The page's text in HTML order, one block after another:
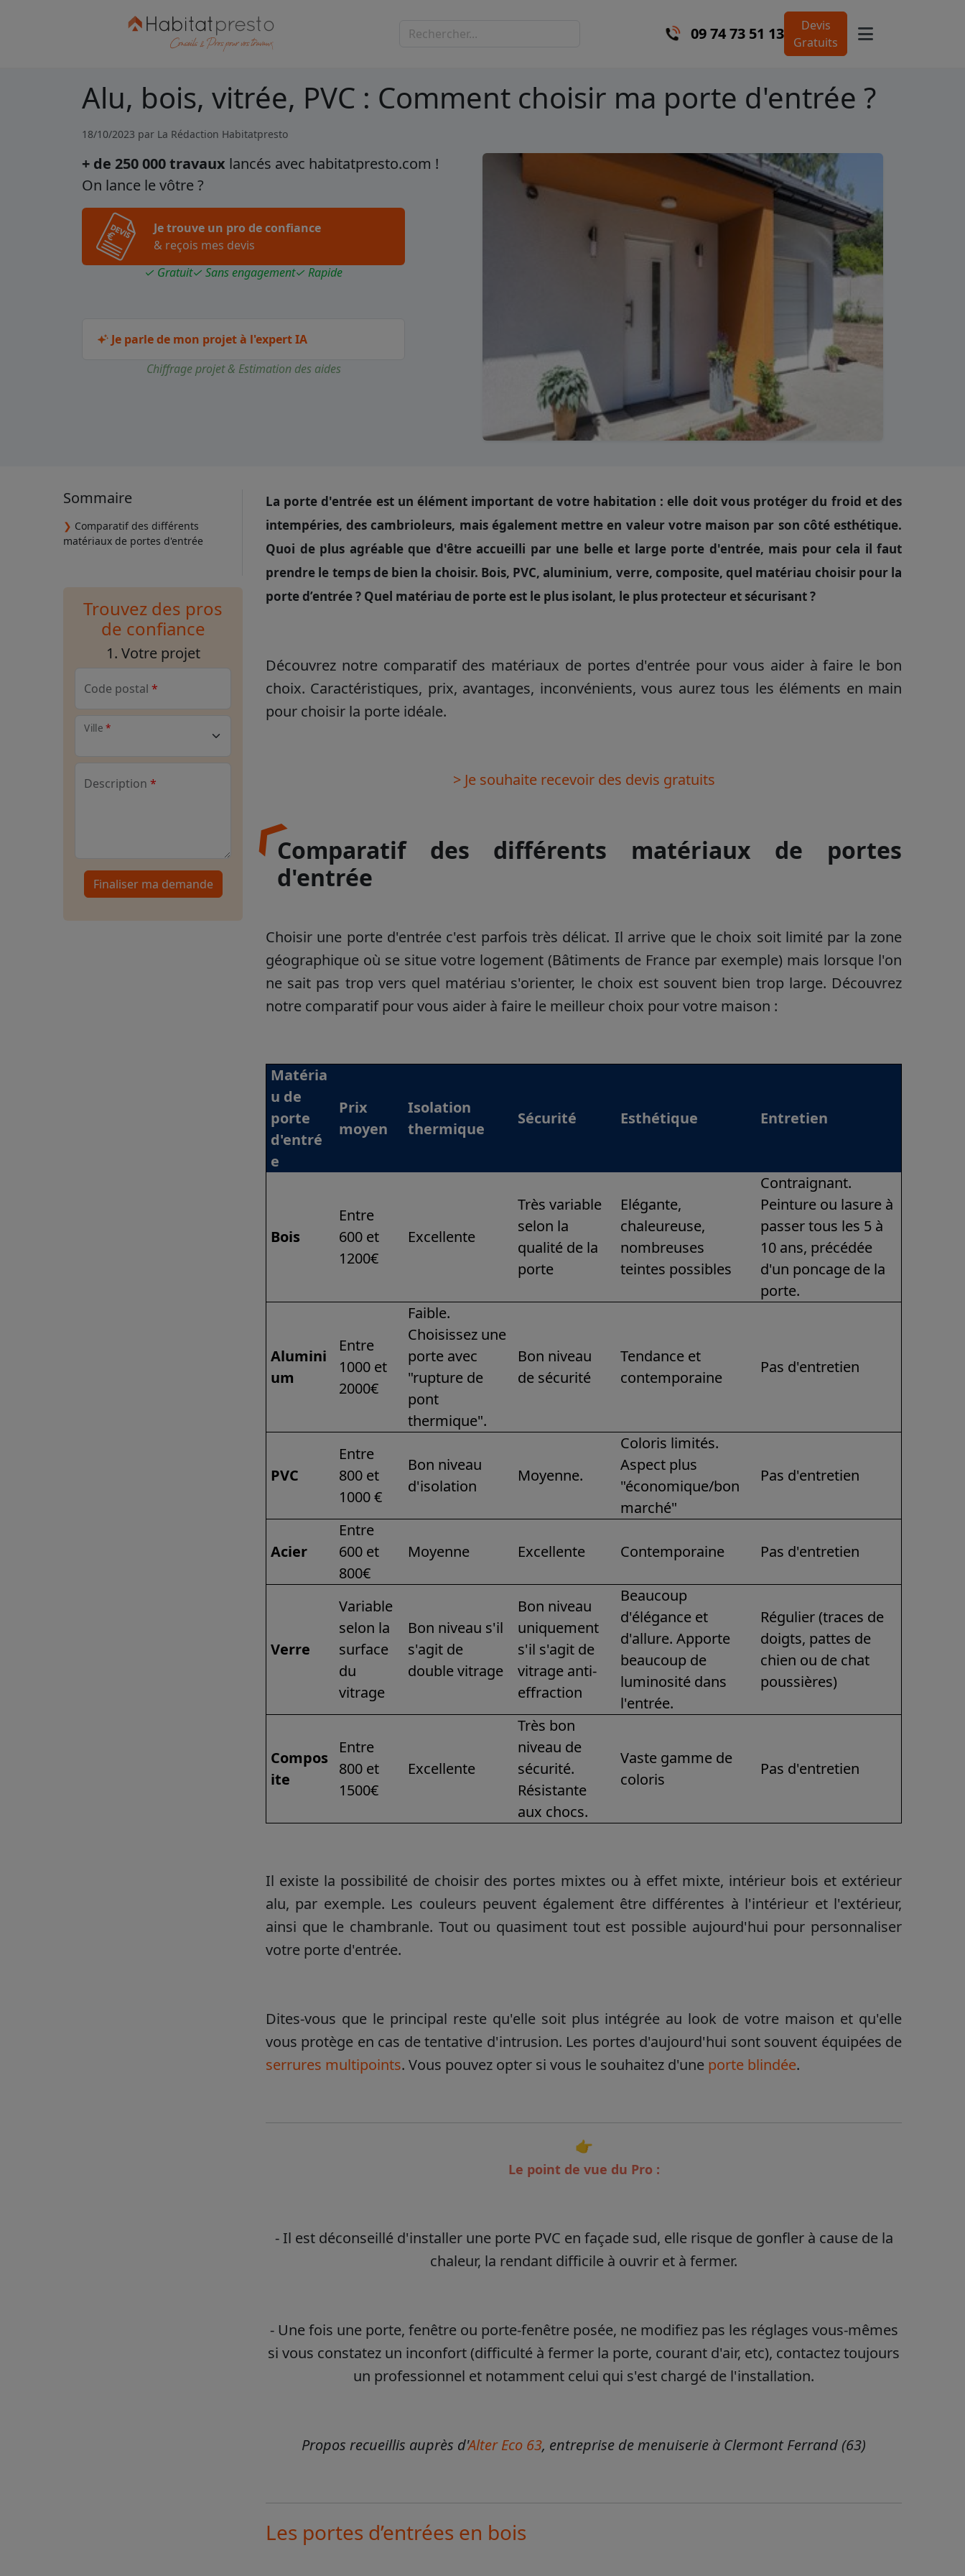
09 74 73 51 13
Devis
Gratuits
Alu, bois, vitrée, PVC : Comment choisir ma porte d'entrée ?
18/10/2023 par La Rédaction Habitatpresto
+ de 250 000 travaux lancés avec habitatpresto.com !
On lance le vôtre ?
Je trouve un pro de confiance
& reçois mes devis
✓ Gratuit✓ Sans engagement✓ Rapide
Je parle de mon projet à l'expert IA
Chiffrage projet & Estimation des aides
Sommaire
❯ Comparatif des différents
matériaux de portes d'entrée
Trouvez des pros
de confiance
1. Votre projet
Code postal
Ville
Description
Finaliser ma demande
La porte d'entrée est un élément important de votre habitation : elle doit vous protéger du froid et des
intempéries, des cambrioleurs, mais également mettre en valeur votre maison par son côté esthétique.
Quoi de plus agréable que d'être accueilli par une belle et large porte d'entrée, mais pour cela il faut
prendre le temps de bien la choisir. Bois, PVC, aluminium, verre, composite, quel matériau choisir pour la
porte d’entrée ? Quel matériau de porte est le plus isolant, le plus protecteur et sécurisant ?
Découvrez notre comparatif des matériaux de portes d'entrée pour vous aider à faire le bon
choix. Caractéristiques, prix, avantages, inconvénients, vous aurez tous les éléments en main
pour choisir la porte idéale.
> Je souhaite recevoir des devis gratuits
Comparatif des différents matériaux de portes
d'entrée
Choisir une porte d'entrée c'est parfois très délicat. Il arrive que le choix soit limité par la zone
géographique où se situe votre logement (Bâtiments de France par exemple) mais lorsque l'on
ne sait pas trop vers quel matériau s'orienter, le choix est souvent bien trop large. Découvrez
notre comparatif pour vous aider à faire le meilleur choix pour votre maison :
Matéria
u de
porte
d'entré
e
Prix
moyen
Isolation
thermique
Sécurité Esthétique Entretien
Bois
Entre
600 et
1200€
Excellente
Très variable
selon la
qualité de la
porte
Elégante,
chaleureuse,
nombreuses
teintes possibles
Contraignant.
Peinture ou lasure à
passer tous les 5 à
10 ans, précédée
d'un poncage de la
porte.
Alumini
um
Entre
1000 et
2000€
Faible.
Choisissez une
porte avec
"rupture de
pont
thermique".
Bon niveau
de sécurité
Tendance et
contemporaine
Pas d'entretien
PVC
Entre
800 et
1000 €
Bon niveau
d'isolation
Moyenne.
Coloris limités.
Aspect plus
"économique/bon
marché"
Pas d'entretien
Acier
Entre
600 et
800€
Moyenne Excellente Contemporaine Pas d'entretien
Verre
Variable
selon la
surface
du
vitrage
Bon niveau s'il
s'agit de
double vitrage
Bon niveau
uniquement
s'il s'agit de
vitrage anti-
effraction
Beaucoup
d'élégance et
d'allure. Apporte
beaucoup de
luminosité dans
l'entrée.
Régulier (traces de
doigts, pattes de
chien ou de chat
poussières)
Compos
ite
Entre
800 et
1500€
Excellente
Très bon
niveau de
sécurité.
Résistante
aux chocs.
Vaste gamme de
coloris
Pas d'entretien
Il existe la possibilité de choisir des portes mixtes ou à effet mixte, intérieur bois et extérieur
alu, par exemple. Les couleurs peuvent également être différentes à l'intérieur et l'extérieur,
ainsi que le chambranle. Tout ou quasiment tout est possible aujourd'hui pour personnaliser
votre porte d'entrée.
Dites-vous que le principal reste qu'elle soit plus intégrée au look de votre maison et qu'elle
vous protège en cas de tentative d'intrusion. Les portes d'aujourd'hui sont souvent équipées de
serrures multipoints. Vous pouvez opter si vous le souhaitez d'une porte blindée.
👉
Le point de vue du Pro :
- Il est déconseillé d'installer une porte PVC en façade sud, elle risque de gonfler à cause de la
chaleur, la rendant difficile à ouvrir et à fermer.
- Une fois une porte, fenêtre ou porte-fenêtre posée, ne modifiez pas les réglages vous-mêmes
si vous constatez un inconfort (difficulté à fermer la porte, courant d'air, etc), contactez toujours
un professionnel et notamment celui qui s'est chargé de l'installation.
Propos recueillis auprès d'Alter Eco 63, entreprise de menuiserie à Clermont Ferrand (63)
Les portes d’entrées en bois